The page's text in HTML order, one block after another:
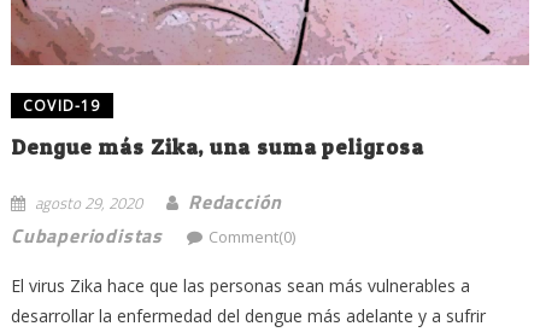
COVID-19
Dengue más Zika, una suma peligrosa
agosto 29, 2020
Redacción
Cubaperiodistas
Comment(0)
El virus Zika hace que las personas sean más vulnerables a
desarrollar la enfermedad del dengue más adelante y a sufrir